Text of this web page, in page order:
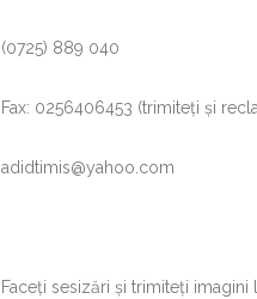
(0725) 889 040
Fax: 0256406453 (trimiteți și
adidtimis@yahoo.com
Faceți sesizări și trimiteți imagini